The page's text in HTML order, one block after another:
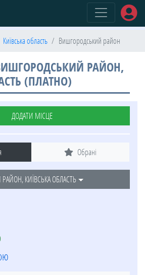
Київська область Вишгородський район
РАЙОН,
(ПЛАТНО)
ДОДАТИ МІСЦЕ
Обрані
КИЇВСЬКА ОБЛАСТЬ